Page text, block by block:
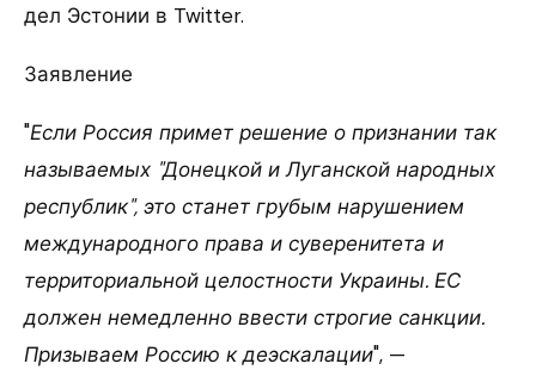
дел Эстонии в Twitter.
Заявление
"Если Россия примет решение о признании так
называемых "Донецкой и Луганской народных
республик", это станет грубым нарушением
международного права и суверенитета и
территориальной целостности Украины. ЕС
должен немедленно ввести строгие санкции.
Призываем Россию к деэскалации", —